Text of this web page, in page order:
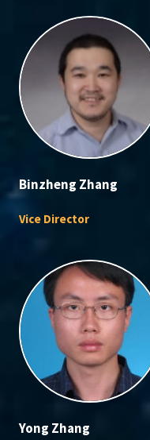
Binzheng Zhang
Vice Director
Yong Zhang